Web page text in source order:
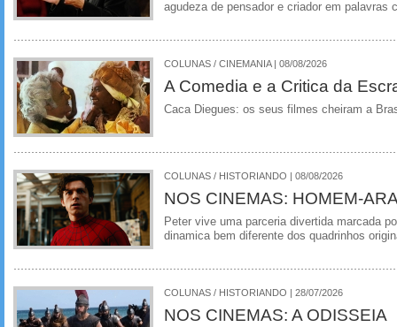
agudeza de pensador e criador em palavras
COLUNAS / CINEMANIA | 08/08/2026
A Comedia e a Critica da
Caca Diegues: os seus filmes cheiram a
COLUNAS / HISTORIANDO | 08/08/2026
NOS CINEMAS: HOMEM-
Peter vive uma parceria divertida marcada
dinamica bem diferente dos quadrinhos
COLUNAS / HISTORIANDO | 28/07/2026
NOS CINEMAS: A ODISSEIA